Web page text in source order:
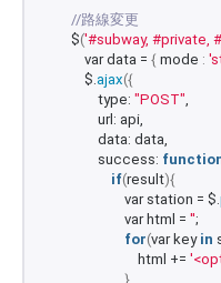
//路線変更
        $
('#subway, #private,
            var data =
{ mode :
            $.
ajax({
                type:
"POST",
                url: api,
                data: data,
                success:
if(result){
                        var station = $.
                        var html =
'';
for(var key in
                            html +=
}